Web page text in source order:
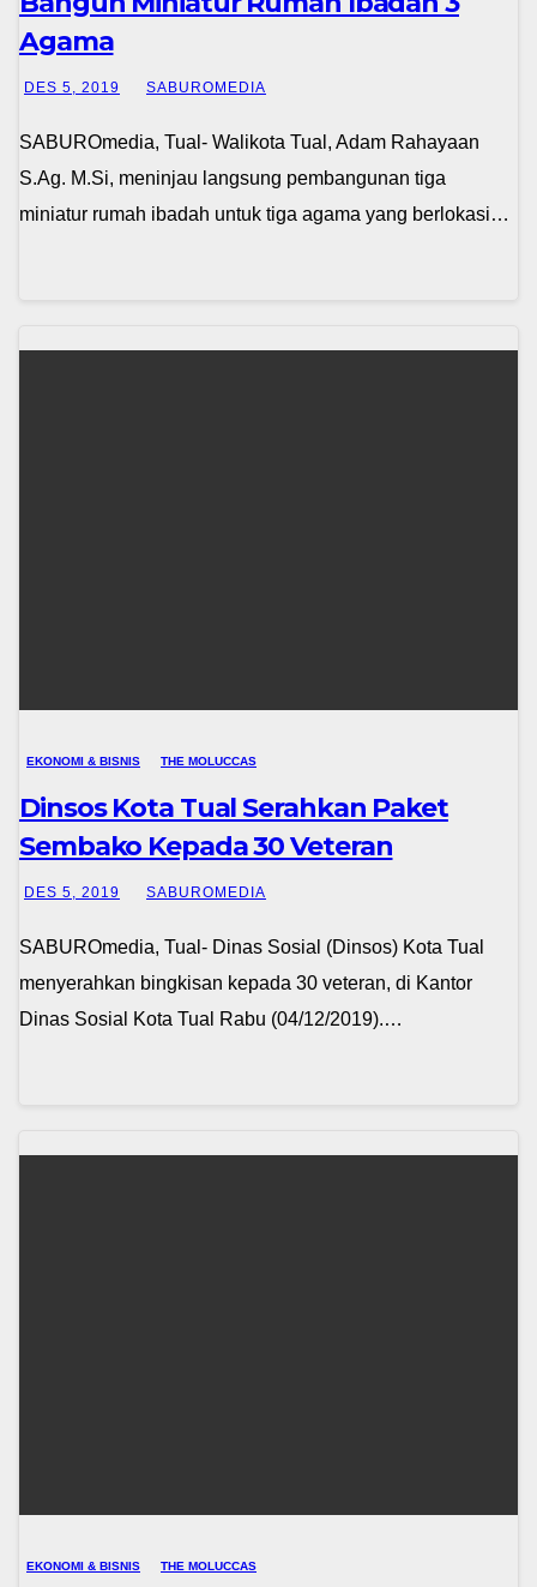
Agama
DES 5, 2019 SABUROMEDIA
SABUROmedia, Tual- Walikota Tual, Adam Rahayaan
S.Ag. M.Si, meninjau langsung pembangunan tiga
miniatur rumah ibadah untuk tiga agama yang berlokasi…
EKONOMI & BISNIS THE MOLUCCAS
Dinsos Kota Tual Serahkan Paket
Sembako Kepada 30 Veteran
DES 5, 2019 SABUROMEDIA
SABUROmedia, Tual- Dinas Sosial (Dinsos) Kota Tual
menyerahkan bingkisan kepada 30 veteran, di Kantor
Dinas Sosial Kota Tual Rabu (04/12/2019).…
EKONOMI & BISNIS THE MOLUCCAS